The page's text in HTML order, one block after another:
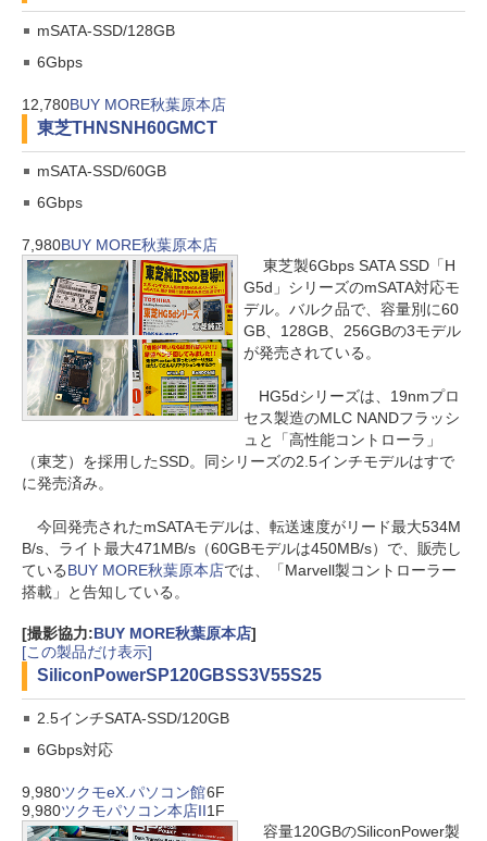
mSATA-SSD/128GB
6Gbps
12,780BUY MORE秋葉原本店
東芝THNSNH60GMCT
mSATA-SSD/60GB
6Gbps
7,980BUY MORE秋葉原本店
東芝製6Gbps SATA SSD「H
G5d」シリーズのmSATA対応モ
デル。バルク品で、容量別に60
GB、128GB、256GBの3モデル
が発売されている。
HG5dシリーズは、19nmプロ
セス製造のMLC NANDフラッシ
ュと「高性能コントローラ」
（東芝）を採用したSSD。同シリーズの2.5インチモデルはすで
に発売済み。
今回発売されたmSATAモデルは、転送速度がリード最大534M
B/s、ライト最大471MB/s（60GBモデルは450MB/s）で、販売し
ているBUY MORE秋葉原本店では、「Marvell製コントローラー
搭載」と告知している。
[撮影協力:BUY MORE秋葉原本店]
[この製品だけ表示]
SiliconPowerSP120GBSS3V55S25
2.5インチSATA-SSD/120GB
6Gbps対応
9,980ツクモeX.パソコン館6F
9,980ツクモパソコン本店II1F
容量120GBのSiliconPower製